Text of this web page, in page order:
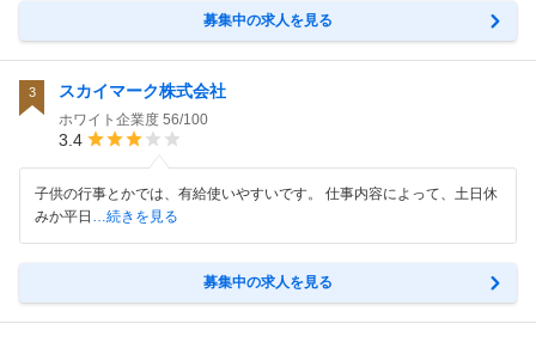
募集中の求人を見る
3 スカイマーク株式会社
ホワイト企業度 56/100
3.4
子供の行事とかでは、有給使いやすいです。 仕事内容によって、土日休
みか平日 …続きを見る
募集中の求人を見る